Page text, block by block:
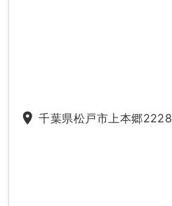
place 千葉県松戸市上本郷2228